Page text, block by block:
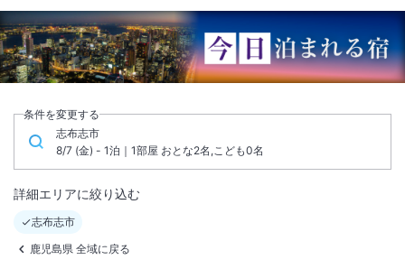
条件を変更する
志布志市
8/7 (金) - 1泊｜1部屋 おとな2名,こども0名
詳細エリアに絞り込む
志布志市
鹿児島県 全域に戻る